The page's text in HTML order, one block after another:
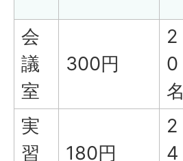
会
議
室
300円
2
0
名
実
習
180円
2
4